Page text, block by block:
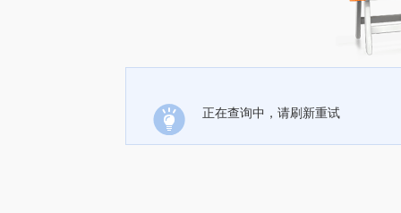
正在查询中，请刷新重试